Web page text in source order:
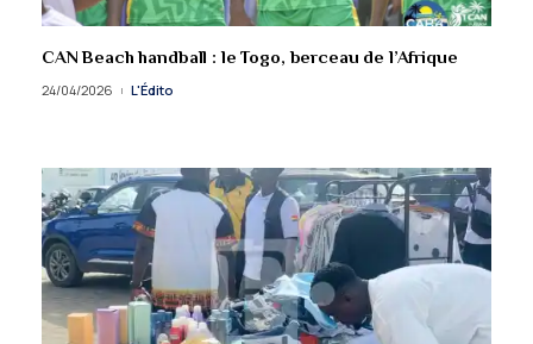
CAN Beach handball : le Togo, berceau de l’Afrique
24/04/2026 L'Édito